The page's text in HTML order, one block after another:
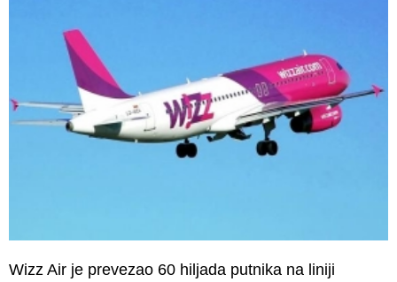
Wizz Air je prevezao 60 hiljada putnika na liniji